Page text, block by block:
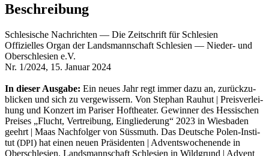
Beschreibung
Schle­si­sche Nach­rich­ten — Die Zeit­schrift für Schlesien
Offi­zi­el­les Organ der Lands­mann­schaft Schle­si­en — Nie­der- und
Ober­schle­si­en e.V.
Nr. 1/2024, 15. Janu­ar 2024
In die­ser Aus­ga­be: Ein neu­es Jahr regt immer dazu an, zurück­zu­
bli­cken und sich zu ver­ge­wis­sern. Von Ste­phan Rau­hut | Preis­ver­lei­
hung und Kon­zert im Pari­ser Hof­thea­ter. Gewin­ner des Hes­si­schen
Prei­ses „Flucht, Ver­trei­bung, Ein­glie­de­rung“ 2023 in Wies­ba­den
geehrt | Maas Nach­fol­ger von Süss­muth. Das Deut­sche Polen-Insti­
tut (DPI) hat einen neu­en Prä­si­den­ten | Advents­wo­chen­en­de in
Ober­schle­si­en. Lands­mann­schaft Schle­si­en in Wild­grund | Advent